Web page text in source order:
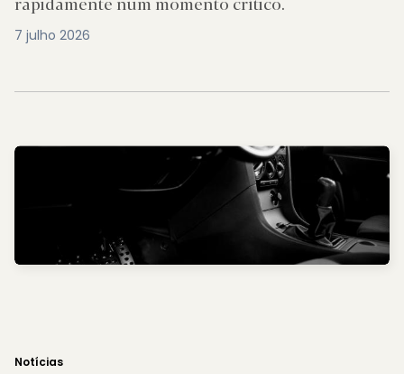
7 julho 2026
Notícias